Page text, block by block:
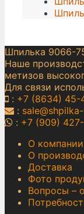
Шпилька 9066-
Наше
метизов
Для связи
: +7 (8634) 45-
:
: +7 (909)
О компании
О
Доставка
Фото
Вопросы –